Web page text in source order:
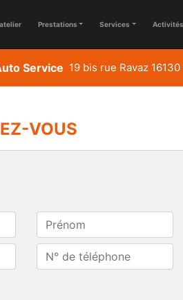
Prestations Services Activités
Service 19 bis rue Ravaz
VOUS